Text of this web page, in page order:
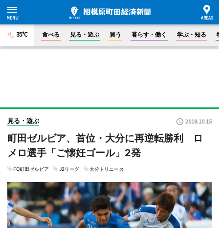
35°C 食べる 見る・遊ぶ 買う 暮らす・働く 学ぶ・知る
見る・遊ぶ 2018.10.15
町田ゼルビア、首位・大分に再逆転勝利 ロ
メロ選手「ご懐妊ゴール」2発
FC町田ゼルビア J2リーグ 大分トリニータ